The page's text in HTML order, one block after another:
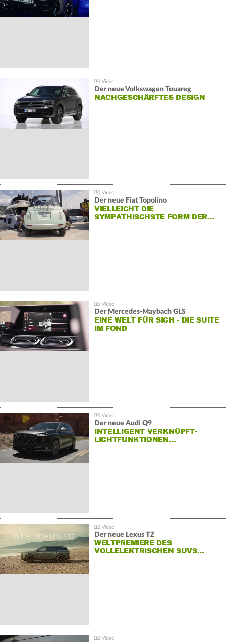
Der neue Volkswagen Touareg
NACHGESCHÄRFTES DESIGN
Der neue Fiat Topolino
VIELLEICHT DIE
SYMPATHISCHSTE FORM DER…
Der Mercedes‑Maybach GLS
EINE WELT FÜR SICH - DIE SUITE
IM FOND
Der neue Audi Q9
INTELLIGENT VERKNÜPFT-
LICHTFUNKTIONEN…
Der neue Lexus TZ
WELTPREMIERE DES
VOLLELEKTRISCHEN SUVS…